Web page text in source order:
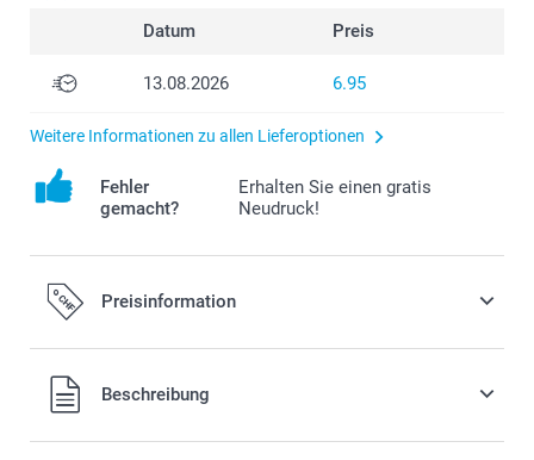
Datum Preis
13.08.2026 6.95
Weitere Informationen zu allen Lieferoptionen
Fehler
gemacht?
Erhalten Sie einen gratis
Neudruck!
Preisinformation
Alle Preise verstehen sich in Schweizer Franken (CHF) inkl.
MwSt. und zzgl. Versandkosten.
Beschreibung